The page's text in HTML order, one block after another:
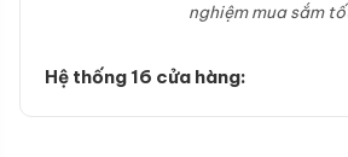
nghiệm mua sắm
Hệ thống 16 cửa hàng: